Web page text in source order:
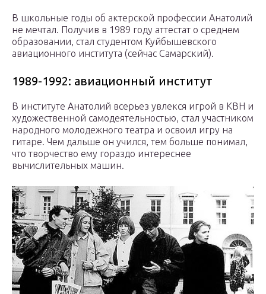
В школьные годы об актерской профессии Анатолий
не мечтал. Получив в 1989 году аттестат о среднем
образовании, стал студентом Куйбышевского
авиационного института (сейчас Самарский).
1989-1992: авиационный институт
В институте Анатолий всерьез увлекся игрой в КВН и
художественной самодеятельностью, стал участником
народного молодежного театра и освоил игру на
гитаре. Чем дальше он учился, тем больше понимал,
что творчество ему гораздо интереснее
вычислительных машин.